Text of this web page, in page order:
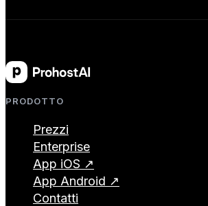
PRODOTTO
Prezzi
Enterprise
App iOS ↗
App Android ↗
Contatti